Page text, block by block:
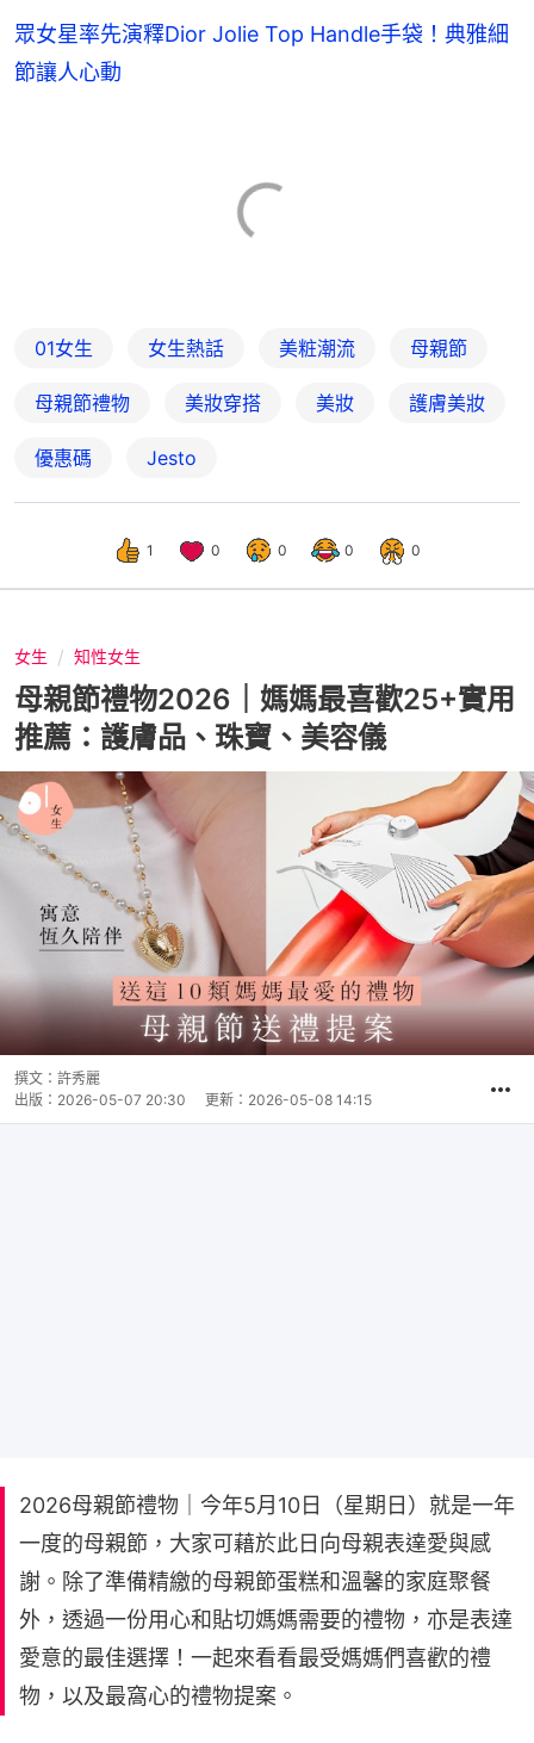
眾女星率先演釋Dior Jolie Top Handle手袋！典雅細
節讓人心動
01女生 女生熱話 美粧潮流 母親節
母親節禮物 美妝穿搭 美妝 護膚美妝
優惠碼 Jesto
1 0 0 0 0
女生 知性女生
母親節禮物2026｜媽媽最喜歡25+實用
推薦：護膚品、珠寶、美容儀
撰文： 許秀麗
出版： 2026-05-07 20:30 更新： 2026-05-08 14:15
2026母親節禮物｜今年5月10日（星期日）就是一年
一度的母親節，大家可藉於此日向母親表達愛與感
謝。除了準備精繳的母親節蛋糕和溫馨的家庭聚餐
外，透過一份用心和貼切媽媽需要的禮物，亦是表達
愛意的最佳選擇！一起來看看最受媽媽們喜歡的禮
物，以及最窩心的禮物提案。